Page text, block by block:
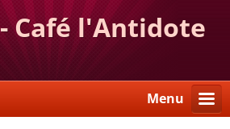
Café l'Antidote
Menu